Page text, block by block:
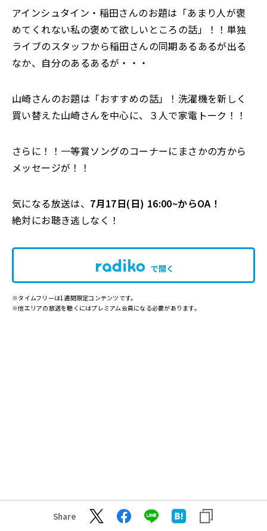
アインシュタイン・稲田さんのお題は「あまり人が褒
めてくれない私の褒めて欲しいところの話」！！単独
ライブのスタッフから稲田さんの同期あるあるが出る
なか、自分のあるあるが・・・
山崎さんのお題は「おすすめの話」！洗濯機を新しく
買い替えた山崎さんを中心に、３人で家電トーク！！
さらに！！一等賞ソングのコーナーにまさかの方から
メッセージが！！
気になる放送は、 7月17日(日) 16:00~からOA！
絶対にお聴き逃しなく！
で開く
※タイムフリーは1週間限定コンテンツです。
※他エリアの放送を聴くにはプレミアム会員になる必要があります。
Share